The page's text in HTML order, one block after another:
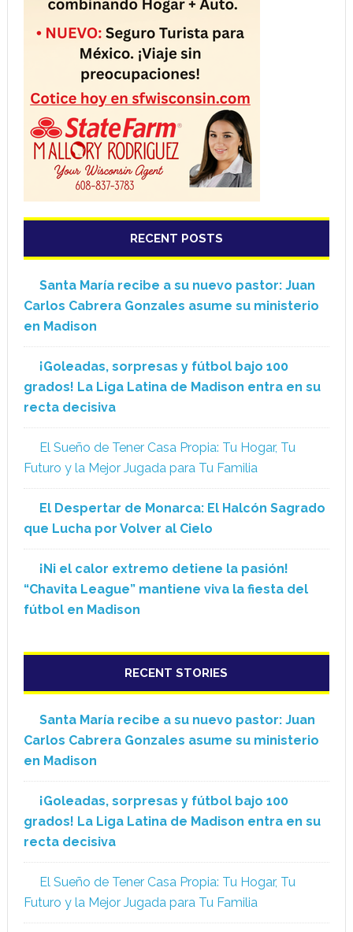
RECENT POSTS
Santa María recibe a su nuevo pastor: Juan
Carlos Cabrera Gonzales asume su ministerio
en Madison
¡Goleadas, sorpresas y fútbol bajo 100
grados! La Liga Latina de Madison entra en su
recta decisiva
El Sueño de Tener Casa Propia: Tu Hogar, Tu
Futuro y la Mejor Jugada para Tu Familia
El Despertar de Monarca: El Halcón Sagrado
que Lucha por Volver al Cielo
¡Ni el calor extremo detiene la pasión!
“Chavita League” mantiene viva la fiesta del
fútbol en Madison
RECENT STORIES
Santa María recibe a su nuevo pastor: Juan
Carlos Cabrera Gonzales asume su ministerio
en Madison
¡Goleadas, sorpresas y fútbol bajo 100
grados! La Liga Latina de Madison entra en su
recta decisiva
El Sueño de Tener Casa Propia: Tu Hogar, Tu
Futuro y la Mejor Jugada para Tu Familia